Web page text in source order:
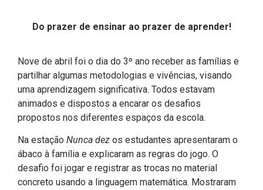
Do prazer de ensinar ao prazer de aprender!
Nove de abril foi o dia do 3º ano receber as famílias e
partilhar algumas metodologias e vivências, visando
uma aprendizagem significativa. Todos estavam
animados e dispostos a encarar os desafios
propostos nos diferentes espaços da escola.
Na estação Nunca dez os estudantes apresentaram o
ábaco à família e explicaram as regras do jogo. O
desafio foi jogar e registrar as trocas no material
concreto usando a linguagem matemática. Mostraram